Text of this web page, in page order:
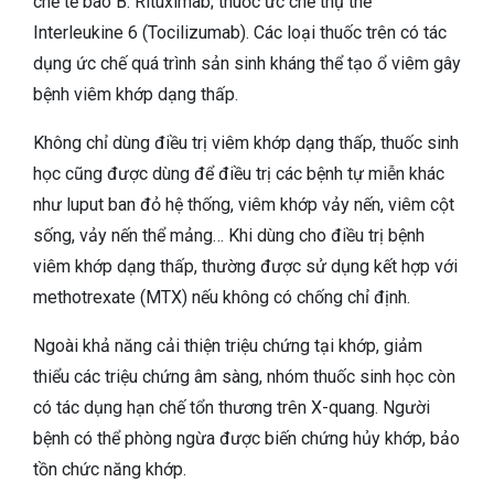
Interleukine 6 (Tocilizumab). Các loại thuốc trên có tác
dụng ức chế quá trình sản sinh kháng thể tạo ổ viêm gây
bệnh viêm khớp dạng thấp.
Không chỉ dùng điều trị viêm khớp dạng thấp, thuốc sinh
học cũng được dùng để điều trị các bệnh tự miễn khác
như luput ban đỏ hệ thống, viêm khớp vảy nến, viêm cột
sống, vảy nến thể mảng… Khi dùng cho điều trị bệnh
viêm khớp dạng thấp, thường được sử dụng kết hợp với
methotrexate (MTX) nếu không có chống chỉ định.
Ngoài khả năng cải thiện triệu chứng tại khớp, giảm
thiểu các triệu chứng âm sàng, nhóm thuốc sinh học còn
có tác dụng hạn chế tổn thương trên X-quang. Người
bệnh có thể phòng ngừa được biến chứng hủy khớp, bảo
tồn chức năng khớp.